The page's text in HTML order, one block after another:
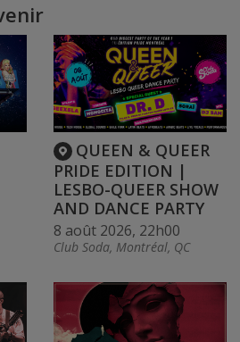
QUEEN & QUEER
PRIDE EDITION |
LESBO-QUEER SHOW
AND DANCE PARTY
8 août 2026, 22h00
Club Soda, Montréal, QC